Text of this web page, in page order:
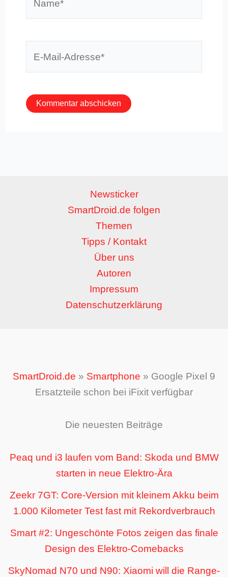
Newsticker
SmartDroid.de folgen
Themen
Tipps / Kontakt
Über uns
Autoren
Impressum
Datenschutzerklärung
SmartDroid.de » Smartphone » Google Pixel 9
Ersatzteile schon bei iFixit verfügbar
Die neuesten Beiträge
Peaq und i3 laufen vom Band: Skoda und BMW
starten in neue Elektro-Ära
Zeekr 7GT: Core-Version mit kleinem Akku beim
1.000 Kilometer Test fast mit Rekordverbrauch
Smart #2: Ungeschönte Fotos zeigen das finale
Design des Elektro-Comebacks
SkyNomad N70 und N90: Xiaomi will die Range-